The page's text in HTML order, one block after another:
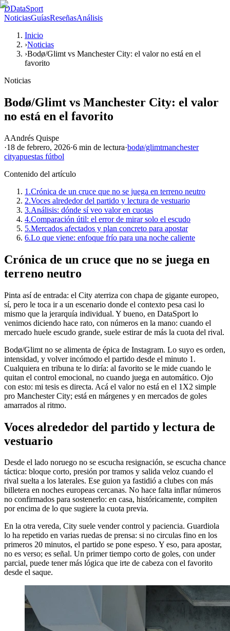
DDataSport
NoticiasGuíasReseñasAnálisis
Inicio
›Noticias
›Bodø/Glimt vs Manchester City: el valor no está en el
favorito
Noticias
Bodø/Glimt vs Manchester City: el valor
no está en el favorito
AAndrés Quispe
·18 de febrero, 2026·6 min de lectura·bodø/glimtmanchester
cityapuestas fútbol
Contenido del artículo
1.Crónica de un cruce que no se juega en terreno neutro
2.Voces alrededor del partido y lectura de vestuario
3.Análisis: dónde sí veo valor en cuotas
4.Comparación útil: el error de mirar solo el escudo
5.Mercados afectados y plan concreto para apostar
6.Lo que viene: enfoque frío para una noche caliente
Crónica de un cruce que no se juega en
terreno neutro
Pinta así de entrada: el City aterriza con chapa de gigante europeo,
sí, pero le toca ir a un escenario donde el contexto pesa casi lo
mismo que la jerarquía individual. Y bueno, en DataSport lo
venimos diciendo hace rato, con números en la mano: cuando el
mercado huele escudo grande, suele estirar de más la cuota del rival.
Bodø/Glimt no se alimenta de épica de Instagram. Lo suyo es orden,
intensidad, y volver incómodo el partido desde el minuto 1.
Cualquiera en tribuna te lo diría: al favorito se le mide cuando le
quitan el control emocional, no cuando juega en automático. Ojo
con esto: mi tesis es directa. Acá el valor no está en el 1X2 simple
pro Manchester City; está en márgenes y en mercados de goles
amarrados al ritmo.
Voces alrededor del partido y lectura de
vestuario
Desde el lado noruego no se escucha resignación, se escucha chance
táctica: bloque corto, presión por tramos y salida veloz cuando el
rival suelta a los laterales. Ese guion ya fastidió a clubes con más
billetera en noches europeas cercanas. No hace falta inflar números
no confirmados para sostenerlo: en casa, históricamente, compiten
por encima de lo que sugiere la cuota previa.
En la otra vereda, City suele vender control y paciencia. Guardiola
lo ha repetido en varias ruedas de prensa: si no circulas fino en los
primeros 20 minutos, el partido se pone espeso. Y eso, para apostar,
no es verso; es señal. Un primer tiempo corto de goles, con under
parcial, puede tener más lógica que irte de cabeza con el favorito
desde el saque.